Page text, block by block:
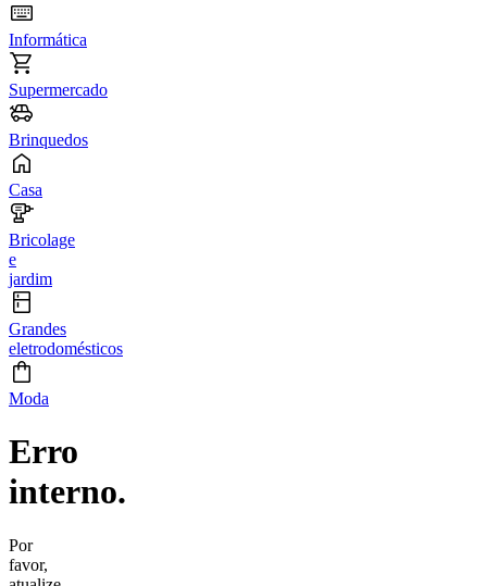
Informática
Supermercado
Brinquedos
Casa
Bricolage
e
jardim
Grandes
eletrodomésticos
Moda
Erro
interno.
Por
favor,